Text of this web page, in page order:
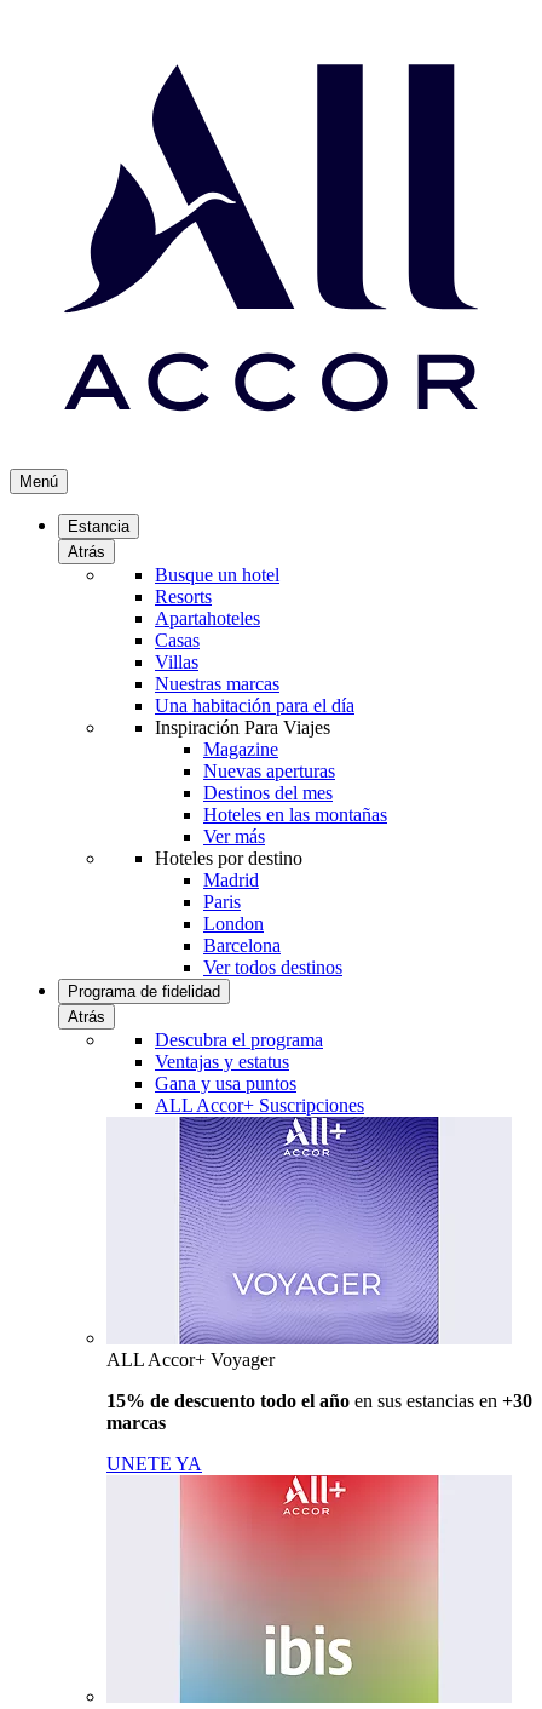
Menú
Estancia
Atrás
Busque un hotel
Resorts
Apartahoteles
Casas
Villas
Nuestras marcas
Una habitación para el día
Inspiración Para Viajes
Magazine
Nuevas aperturas
Destinos del mes
Hoteles en las montañas
Ver más
Hoteles por destino
Madrid
Paris
London
Barcelona
Ver todos destinos
Programa de fidelidad
Atrás
Descubra el programa
Ventajas y estatus
Gana y usa puntos
ALL Accor+ Suscripciones
ALL Accor+ Voyager
15% de descuento todo el año en sus estancias en +30
marcas
UNETE YA